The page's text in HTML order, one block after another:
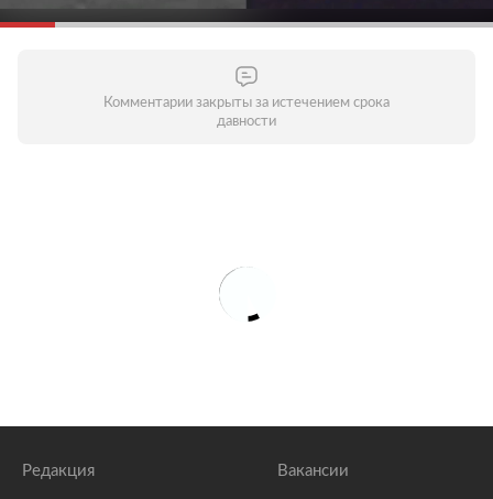
Комментарии закрыты за истечением срока
давности
Редакция Вакансии